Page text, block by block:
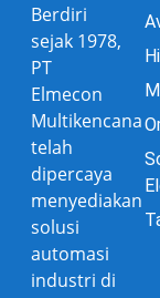
Berdiri
sejak 1978,
PT
Elmecon
Multikencana
telah
dipercaya
menyediakan
solusi
automasi
industri di